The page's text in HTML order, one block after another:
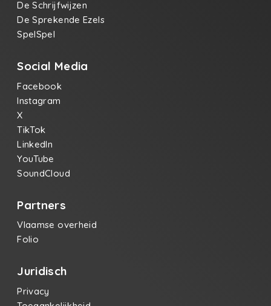
De Schrijfwijzen
De Sprekende Ezels
SpelSpel
Social Media
Facebook
Instagram
X
TikTok
LinkedIn
YouTube
SoundCloud
Partners
Vlaamse overheid
Folio
Juridisch
Privacy